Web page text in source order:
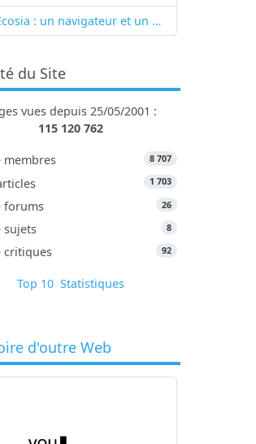
🌱 Ecosia : un navigateur et un moteur de recherche qui plantent des arbres !...
du Site
vues depuis 25/05/2001 :
115 120 762
membres 8 707
1 703
forums 26
sujets 8
critiques 92
Top 10 Statistiques
d'outre Web